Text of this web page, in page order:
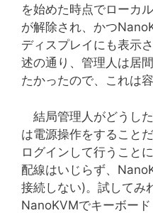
を始めた時点でローカ
が解除され、かつ
ディスプレイにも表示
述の通り、管理人は居
たかったので、これは
結局管理人がどうし
は電源操作をすること
ログインして行うこと
配線はいじらず、
接続しない)。試してみ
NanoKVMでキーボー